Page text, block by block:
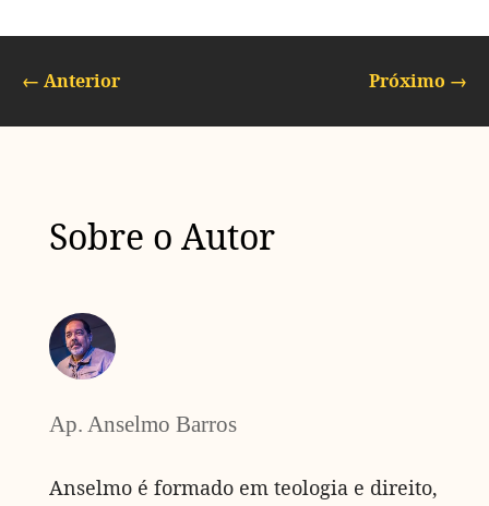
← Anterior Próximo →
Sobre o Autor
Ap. Anselmo Barros
Anselmo é formado em teologia e direito,